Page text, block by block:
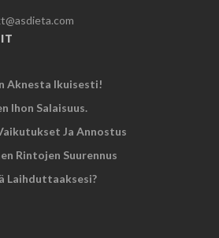
Aknesta Ikuisesti!
Ihon Salaisuus.
Ja Annostus
Rintojen Suurennus
Laihduttaaksesi?